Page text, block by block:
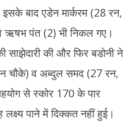
बाद एडेन मार्करम (28 रन,
ऋषभ पंत (2) भी निकल गए।
साझेदारी की और फिर बडोनी ने
चौके) व अब्दुल समद (27 रन,
से स्कोर 170 के पार
पाने में दिक्कत नहीं हुई।